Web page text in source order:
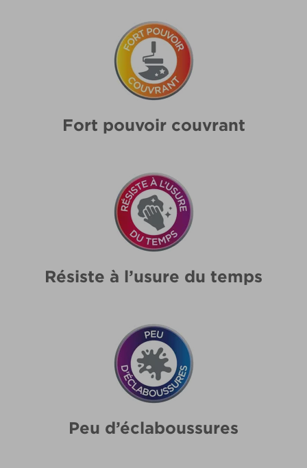
Fort pouvoir couvrant
Résiste à l’usure du temps
Peu d’éclaboussures